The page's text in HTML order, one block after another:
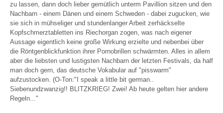
zu lassen, dann doch lieber gemütlich unterm Pavillion sitzen und den
Nachbarn - einem Dänen und einem Schweden - dabei zugucken, wie
sie sich in mühseliger und stundenlanger Arbeit zerhäckselte
Kopfschmerztabletten ins Riechorgan zogen, was nach eigener
Aussage eigentlich keine große Wirkung erzielte und nebenbei über
die Röntgenblickfunktion ihrer Pornobrillen schwärmten. Alles in allem
aber die liebsten und lustigsten Nachbarn der letzten Festivals, da half
man doch gern, das deutsche Vokabular auf "pisswarm"
aufzustocken. (O-Ton:"I speak a little bit german..
Siebenundzwanzig!! BLITZKRIEG! Zwei! Ab heute gelten hier andere
Regeln..."